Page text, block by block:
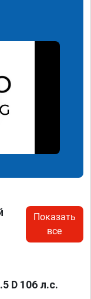
Показать
все
D 106 л.с.